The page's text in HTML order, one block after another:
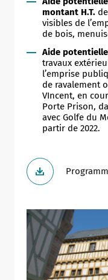
montant H.T.
visibles de
de bois,
Aide
travaux
l’emprise
de ravalement
VIncent, en
Porte Prison,
avec Golfe du
partir de 2022.